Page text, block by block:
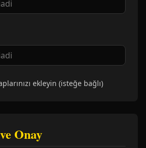
ekleyin (isteğe bağlı)
Onay